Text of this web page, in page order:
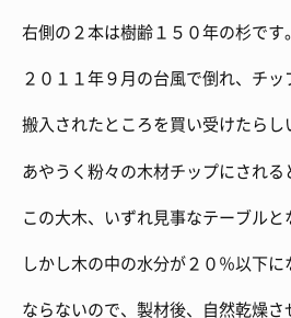
右側の２本は樹齢１５０年の杉です。
２０１１年９月の台風で倒れ、チッ
搬入されたところを買い受けたらし
あやうく粉々の木材チップにされる
この大木、いずれ見事なテーブルと
しかし木の中の水分が２０％以下
ならないので、製材後、自然乾燥